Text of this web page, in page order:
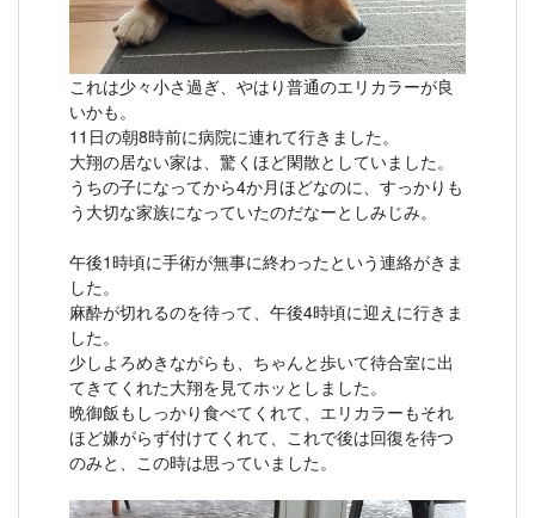
これは少々小さ過ぎ、やはり普通のエリカラーが良
いかも。
11日の朝8時前に病院に連れて行きました。
大翔の居ない家は、驚くほど閑散としていました。
うちの子になってから4か月ほどなのに、すっかりも
う大切な家族になっていたのだなーとしみじみ。
午後1時頃に手術が無事に終わったという連絡がきま
した。
麻酔が切れるのを待って、午後4時頃に迎えに行きま
した。
少しよろめきながらも、ちゃんと歩いて待合室に出
てきてくれた大翔を見てホッとしました。
晩御飯もしっかり食べてくれて、エリカラーもそれ
ほど嫌がらず付けてくれて、これで後は回復を待つ
のみと、この時は思っていました。